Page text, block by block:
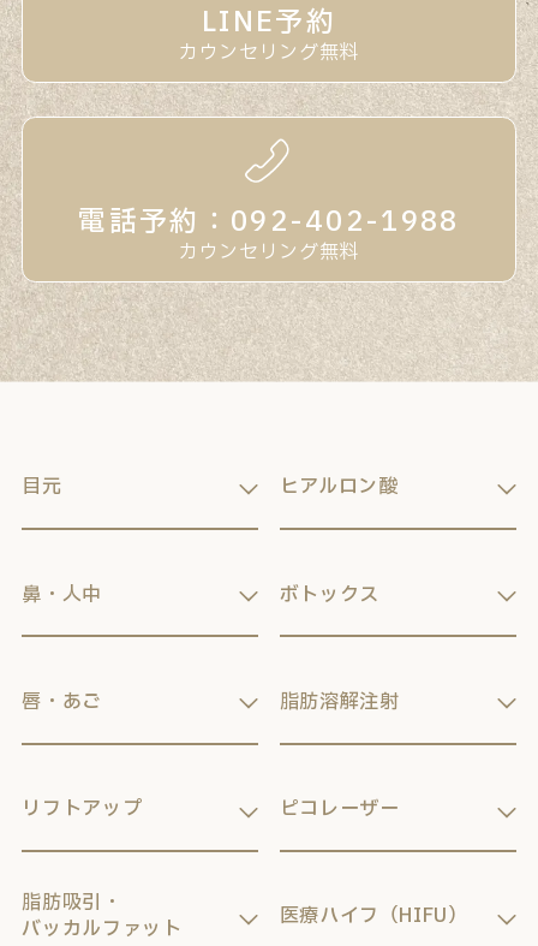
LINE予約
カウンセリング無料
電話予約：092-402-1988
カウンセリング無料
目元
鼻・人中
唇・あご
リフトアップ
脂肪吸引・
バッカルファット
ヒアルロン酸
ボトックス
脂肪溶解注射
ピコレーザー
医療ハイフ（HIFU）